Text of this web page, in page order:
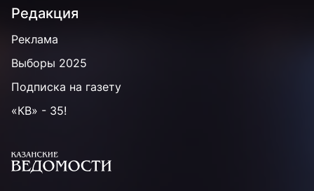
Редакция
Реклама
Выборы 2025
Подписка на газету
«КВ» - 35!